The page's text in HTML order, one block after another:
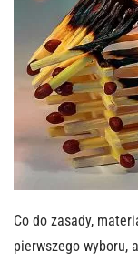
Co do zasady,
pierwszego wyboru,